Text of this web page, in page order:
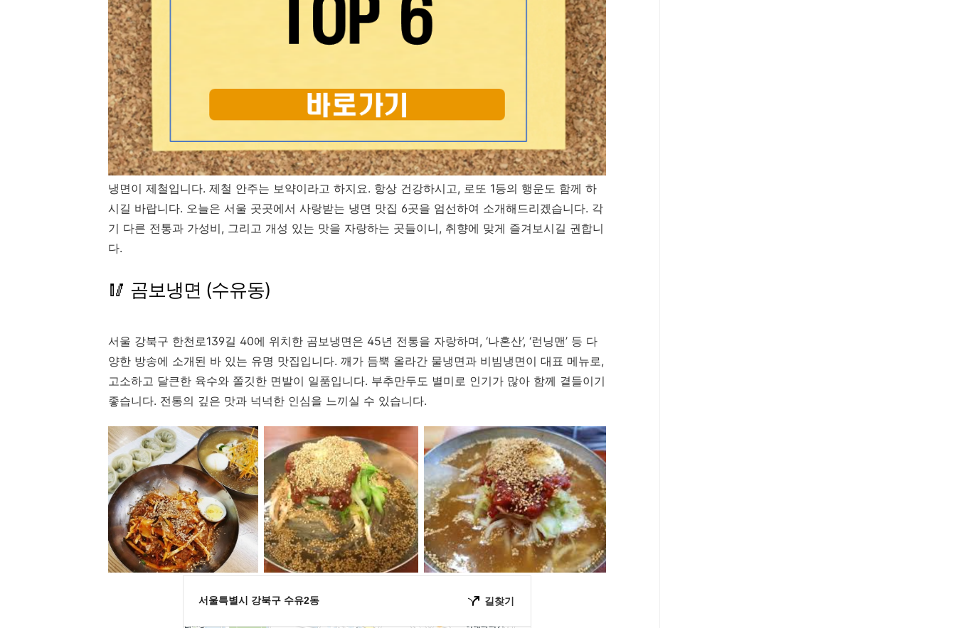
냉면이 제철입니다. 제철 안주는 보약이라고 하지요. 항상 건강하시고, 로또 1등의 행운도 함께 하
시길 바랍니다. 오늘은 서울 곳곳에서 사랑받는 냉면 맛집 6곳을 엄선하여 소개해드리겠습니다. 각
기 다른 전통과 가성비, 그리고 개성 있는 맛을 자랑하는 곳들이니, 취향에 맞게 즐겨보시길 권합니
다.
🥢 곰보냉면 (수유동)
서울 강북구 한천로139길 40에 위치한 곰보냉면은 45년 전통을 자랑하며, ‘나혼산’, ‘런닝맨’ 등 다
양한 방송에 소개된 바 있는 유명 맛집입니다. 깨가 듬뿍 올라간 물냉면과 비빔냉면이 대표 메뉴로,
고소하고 달큰한 육수와 쫄깃한 면발이 일품입니다. 부추만두도 별미로 인기가 많아 함께 곁들이기
좋습니다. 전통의 깊은 맛과 넉넉한 인심을 느끼실 수 있습니다.